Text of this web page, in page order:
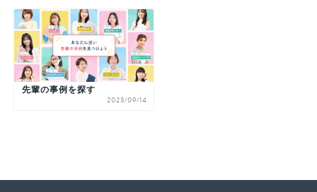
先輩の事例を探す
2023/09/14